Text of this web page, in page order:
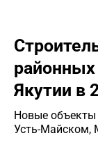
Якутии в
Новые объекты
Усть-Майском,